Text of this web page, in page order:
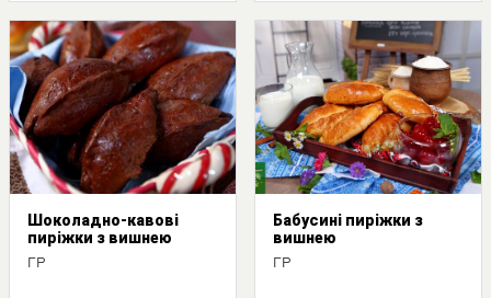
Шоколадно-кавові
пиріжки з вишнею
ГР
Бабусині пиріжки з
вишнею
ГР